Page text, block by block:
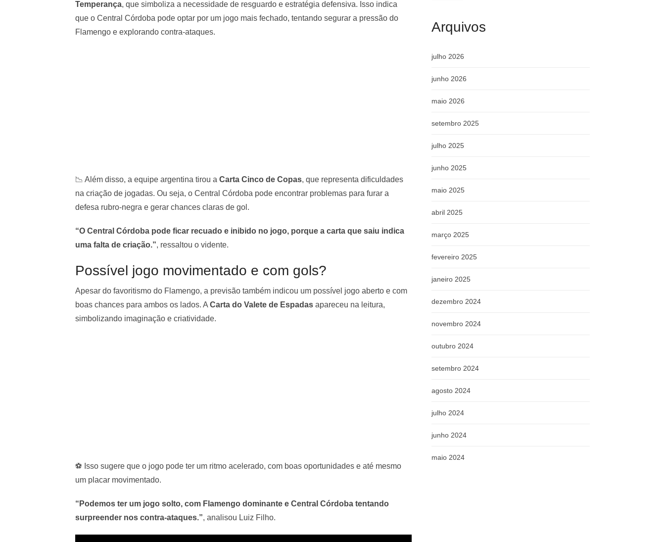
Temperança, que simboliza a necessidade de resguardo e estratégia defensiva. Isso indica
que o Central Córdoba pode optar por um jogo mais fechado, tentando segurar a pressão do
Flamengo e explorando contra-ataques.
📉 Além disso, a equipe argentina tirou a Carta Cinco de Copas, que representa dificuldades
na criação de jogadas. Ou seja, o Central Córdoba pode encontrar problemas para furar a
defesa rubro-negra e gerar chances claras de gol.
“O Central Córdoba pode ficar recuado e inibido no jogo, porque a carta que saiu indica
uma falta de criação.”, ressaltou o vidente.
Possível jogo movimentado e com gols?
Apesar do favoritismo do Flamengo, a previsão também indicou um possível jogo aberto e com
boas chances para ambos os lados. A Carta do Valete de Espadas apareceu na leitura,
simbolizando imaginação e criatividade.
⚽ Isso sugere que o jogo pode ter um ritmo acelerado, com boas oportunidades e até mesmo
um placar movimentado.
“Podemos ter um jogo solto, com Flamengo dominante e Central Córdoba tentando
surpreender nos contra-ataques.”, analisou Luiz Filho.
Arquivos
julho 2026
junho 2026
maio 2026
setembro 2025
julho 2025
junho 2025
maio 2025
abril 2025
março 2025
fevereiro 2025
janeiro 2025
dezembro 2024
novembro 2024
outubro 2024
setembro 2024
agosto 2024
julho 2024
junho 2024
maio 2024